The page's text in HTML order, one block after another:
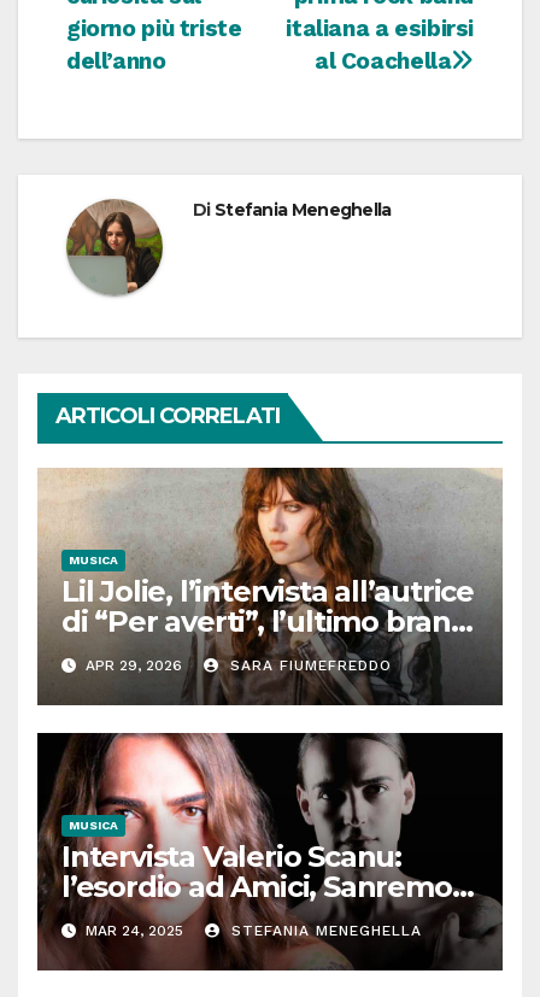
italiana a esibirsi
al Coachella
giorno più triste
dell’anno
Di Stefania Meneghella
ARTICOLI CORRELATI
MUSICA
Lil Jolie, l’intervista all’autrice
di “Per averti”, l’ultimo brano
tra moltitudine e autenticità
APR 29, 2026 SARA FIUMEFREDDO
MUSICA
Intervista Valerio Scanu:
l’esordio ad Amici, Sanremo,
l’incontro con Maria De
Filippi, Ora o mai più. Il
cantante senza filtri
MAR 24, 2025 STEFANIA MENEGHELLA